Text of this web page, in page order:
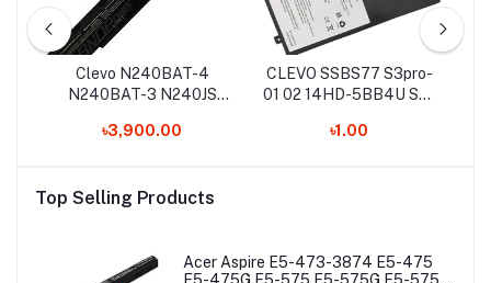
Clevo N240BAT-4
N240BAT-3 N240JS
2200mAh Laptop
৳3,900.00
CLEVO SSBS77 S3pro-
01 02 14HD-5BB4U S3-
50.16Wh-4400mAh
৳1.00
Top Selling Products
Acer Aspire E5-473-3874 E5-475